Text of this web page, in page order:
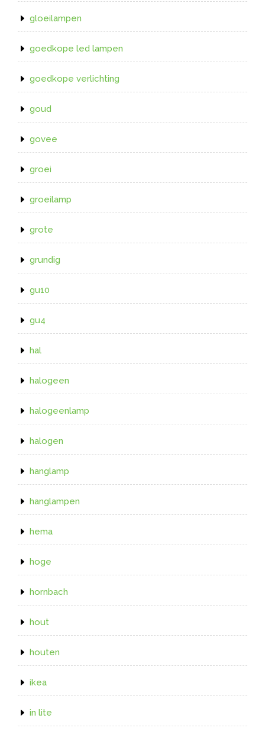
gloeilampen
goedkope led lampen
goedkope verlichting
goud
govee
groei
groeilamp
grote
grundig
gu10
gu4
hal
halogeen
halogeenlamp
halogen
hanglamp
hanglampen
hema
hoge
hornbach
hout
houten
ikea
in lite